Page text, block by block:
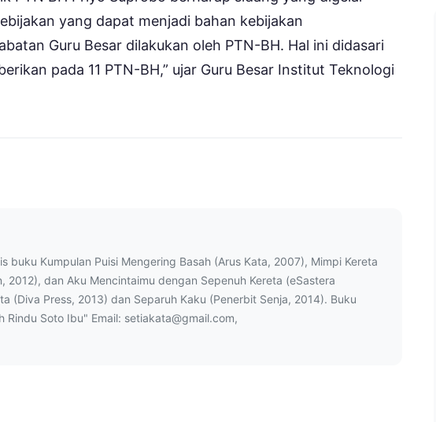
yang dapat menjadi bahan kebijakan
Guru Besar dilakukan oleh PTN-BH. Hal ini didasari
pada 11 PTN-BH,” ujar Guru Besar Institut Teknologi
buku Kumpulan Puisi Mengering Basah (Arus Kata, 2007), Mimpi Kereta
2012), dan Aku Mencintaimu dengan Sepenuh Kereta (eSastera
(Diva Press, 2013) dan Separuh Kaku (Penerbit Senja, 2014). Buku
Soto Ibu" Email: setiakata@gmail.com,